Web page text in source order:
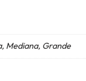
Mediana, Grande